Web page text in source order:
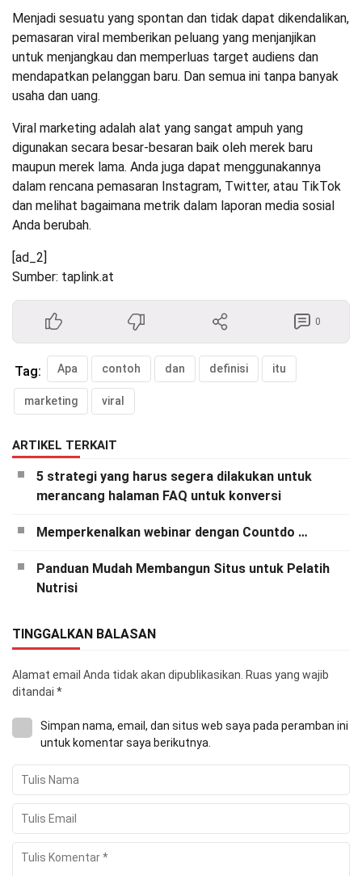
Menjadi sesuatu yang spontan dan tidak dapat dikendalikan,
pemasaran viral memberikan peluang yang menjanjikan
untuk menjangkau dan memperluas target audiens dan
mendapatkan pelanggan baru. Dan semua ini tanpa banyak
usaha dan uang.
Viral marketing adalah alat yang sangat ampuh yang
digunakan secara besar-besaran baik oleh merek baru
maupun merek lama. Anda juga dapat menggunakannya
dalam rencana pemasaran Instagram, Twitter, atau TikTok
dan melihat bagaimana metrik dalam laporan media sosial
Anda berubah.
[ad_2]
Sumber: taplink.at
0
Tag: Apa contoh dan definisi itu
marketing viral
ARTIKEL TERKAIT
5 strategi yang harus segera dilakukan untuk
merancang halaman FAQ untuk konversi
Memperkenalkan webinar dengan Countdo …
Panduan Mudah Membangun Situs untuk Pelatih
Nutrisi
TINGGALKAN BALASAN
Alamat email Anda tidak akan dipublikasikan. Ruas yang wajib
ditandai *
Simpan nama, email, dan situs web saya pada peramban ini
untuk komentar saya berikutnya.